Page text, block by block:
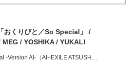
おくりびと／So Special」 /
/ YOSHIKA / YUKALI
-Version AI-（AI+EXILE ATSUSH…